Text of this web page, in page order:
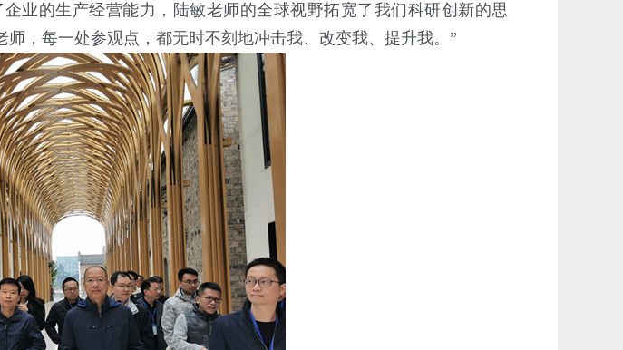
业的生产经营能力，陆敏老师的全球视野拓宽了我们科研创新的思
，每一处参观点，都无时不刻地冲击我、改变我、提升我。”